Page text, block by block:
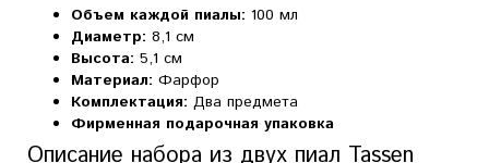
Объем каждой пиалы: 100 мл
Диаметр: 8,1 см
Высота: 5,1 см
Материал: Фарфор
Комплектация: Два предмета
Фирменная подарочная упаковка
Описание набора из двух пиал Tassen